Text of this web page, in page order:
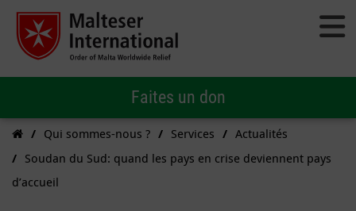
Faites un don
Qui sommes-nous ? Services
Actualités
Soudan du Sud: quand les pays en crise deviennent pays
d’accueil